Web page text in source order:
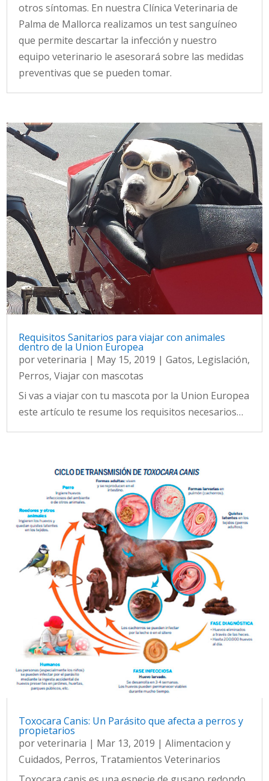
otros síntomas. En nuestra Clínica Veterinaria de
Palma de Mallorca realizamos un test sanguíneo
que permite descartar la infección y nuestro
equipo veterinario le asesorará sobre las medidas
preventivas que se pueden tomar.
Requisitos Sanitarios para viajar con animales
dentro de la Union Europea
porveterinaria | May 15, 2019 |Gatos, Legislación,
Perros,Viajar con mascotas
Si vas a viajar con tu mascota por la Union Europea
este artículo te resume los requisitos necesarios…
Toxocara Canis: Un Parásito que afecta a perros y
propietarios
porveterinaria | Mar 13, 2019 |Alimentacion y
Cuidados, Perros, Tratamientos Veterinarios